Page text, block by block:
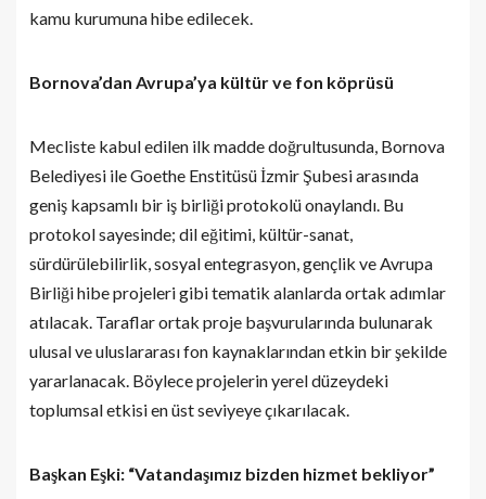
kamu kurumuna hibe edilecek.
Bornova’dan Avrupa’ya kültür ve fon köprüsü
Mecliste kabul edilen ilk madde doğrultusunda, Bornova
Belediyesi ile Goethe Enstitüsü İzmir Şubesi arasında
geniş kapsamlı bir iş birliği protokolü onaylandı. Bu
protokol sayesinde; dil eğitimi, kültür-sanat,
sürdürülebilirlik, sosyal entegrasyon, gençlik ve Avrupa
Birliği hibe projeleri gibi tematik alanlarda ortak adımlar
atılacak. Taraflar ortak proje başvurularında bulunarak
ulusal ve uluslararası fon kaynaklarından etkin bir şekilde
yararlanacak. Böylece projelerin yerel düzeydeki
toplumsal etkisi en üst seviyeye çıkarılacak.
Başkan Eşki: “Vatandaşımız bizden hizmet bekliyor”